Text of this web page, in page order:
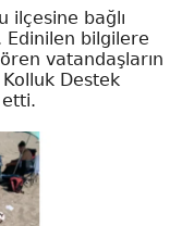
ilçesine bağlı
Edinilen bilgilere
vatandaşların
Destek
etti.